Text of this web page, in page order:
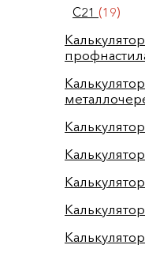
С21 (19)